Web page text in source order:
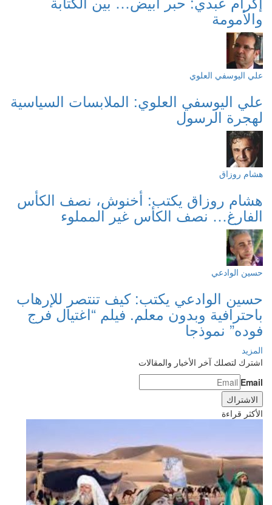
والأمومة
علي اليوسفي العلوي
علي اليوسفي العلوي: الملابسات السياسية
لهجرة الرسول
هشام روزاق
هشام روزاق يكتب: أخنوش، نصف الكأس
الفارغ… نصف الكأس غير المملوء
حسين الوادعي
حسين الوادعي يكتب: كيف تنتصر للإرهاب
باحترافية وبدون معلم. فيلم “اغتيال فرج
فوده” نموذجا
المزيد
اشترك لتصلك آخر الأخبار والمقالات
Email
الأكثر قراءة